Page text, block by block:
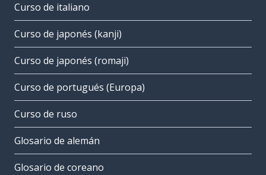
Curso de italiano
Curso de japonés (kanji)
Curso de japonés (romaji)
Curso de portugués (Europa)
Curso de ruso
Glosario de alemán
Glosario de coreano